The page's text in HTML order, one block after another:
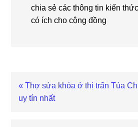
chia sẻ các thông tin kiến
có ích cho cộng đồng
Bài
viết
« Thợ sửa khóa ở thị trấn Tủa
uy tín nhất